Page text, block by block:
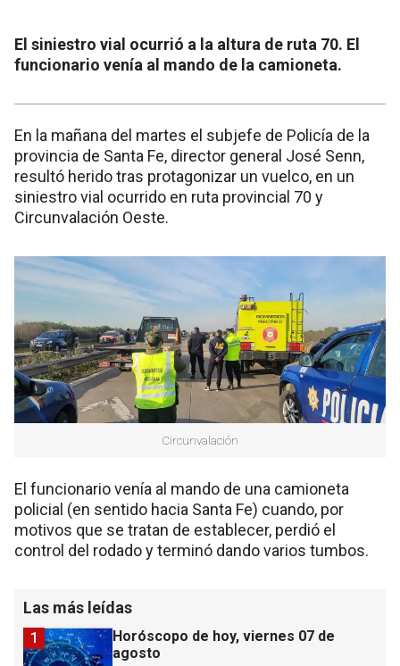
El siniestro vial ocurrió a la altura de ruta 70. El
funcionario venía al mando de la camioneta.
En la mañana del martes el subjefe de Policía de la
provincia de Santa Fe, director general José Senn,
resultó herido tras protagonizar un vuelco, en un
siniestro vial ocurrido en ruta provincial 70 y
Circunvalación Oeste.
Circunvalación
El funcionario venía al mando de una camioneta
policial (en sentido hacia Santa Fe) cuando, por
motivos que se tratan de establecer, perdió el
control del rodado y terminó dando varios tumbos.
Las más leídas
Horóscopo de hoy, viernes 07 de
agosto
1